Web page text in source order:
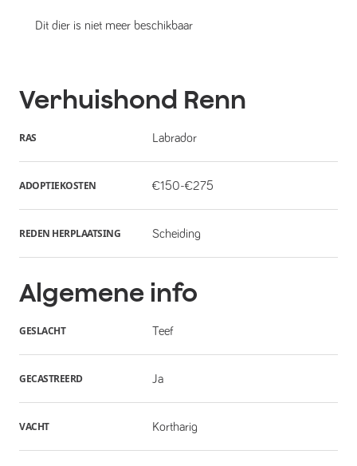
Dit dier is niet meer beschikbaar
Verhuishond Renn
RAS Labrador
ADOPTIEKOSTEN €150-€275
REDEN HERPLAATSING Scheiding
Algemene info
GESLACHT Teef
GECASTREERD Ja
VACHT Kortharig